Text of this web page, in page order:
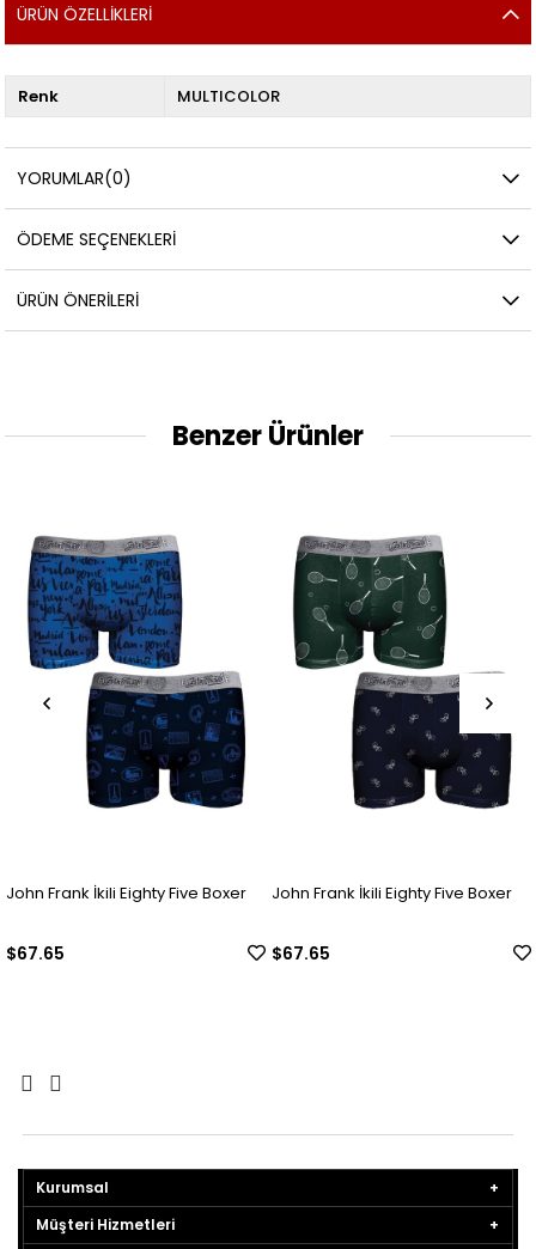
ÜRÜN ÖZELLIKLERI
Renk MULTICOLOR
YORUMLAR(0)
ÖDEME SEÇENEKLERI
ÜRÜN ÖNERILERI
Benzer Ürünler
John Frank İkili Eighty Five Boxer
$67.65
John Frank İkili Eighty Five Boxer
$67.65
Kurumsal
Müşteri Hizmetleri